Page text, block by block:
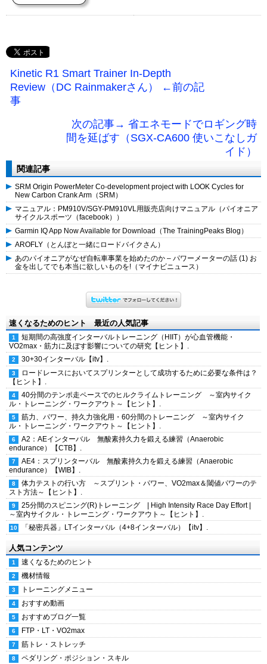
Kinetic R1 Smart Trainer In-Depth
Review（DC Rainmakerさん） ←前の記
事
次の記事→ 省エネモードでロギング時
間を延ばす（SGX-CA600 使いこなしガ
イド）
関連記事
SRM Origin PowerMeter Co-development project with LOOK Cycles for
New Carbon Crank Arm（SRM）
マニュアル：PM910V/SGY-PM910VL用販売店向けマニュアル（パイオニア
サイクルスポーツ（facebook））
Garmin IQ App Now Available for Download（The TrainingPeaks Blog）
AROFLY（とんぼと一緒にロードバイクさん）
あのパイオニアがなぜ自転車事業を始めたのか – パワーメーターの話 (1) お
金を出してでも本当に欲しいものを!（マイナビニュース）
速くなるためのヒント 最近の人気記事
短期間の高強度インターバルトレーニング（HIIT）が心血管機能・
VO2max・筋力に及ぼす影響についての研究【ヒント】.
30+30インターバル【itv】.
ロードレースにおいてスプリンターとして成功するために必要な条件は？
【ヒント】.
40分間のテンポ走ペースでのヒルクライムトレーニング ～室内サイク
ル・トレーニング・ワークアウト～【ヒント】.
筋力、パワー、持久力強化用・60分間のトレーニング ～室内サイク
ル・トレーニング・ワークアウト～【ヒント】.
A2：AEインターバル 無酸素持久力を鍛える練習（Anaerobic
endurance）【CTB】.
AE4：スプリンターバル 無酸素持久力を鍛える練習（Anaerobic
endurance）【WIB】.
体力テストの行い方 ～スプリント・パワー、VO2max＆閾値パワーのテ
スト方法～【ヒント】.
25分間のスピニング(R)トレーニング | High Intensity Race Day Effort |
～室内サイクル・トレーニング・ワークアウト～【ヒント】.
「秘密兵器」LTインターバル（4+8インターバル）【itv】.
人気コンテンツ
速くなるためのヒント
機材情報
トレーニングメニュー
おすすめ動画
おすすめブログ一覧
FTP・LT・VO2max
筋トレ・ストレッチ
ペダリング・ポジション・スキル